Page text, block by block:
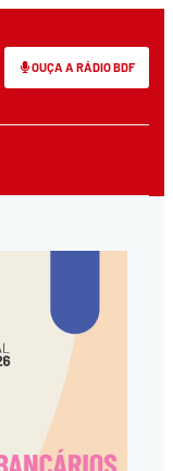
OUÇA A RÁDIO BDF